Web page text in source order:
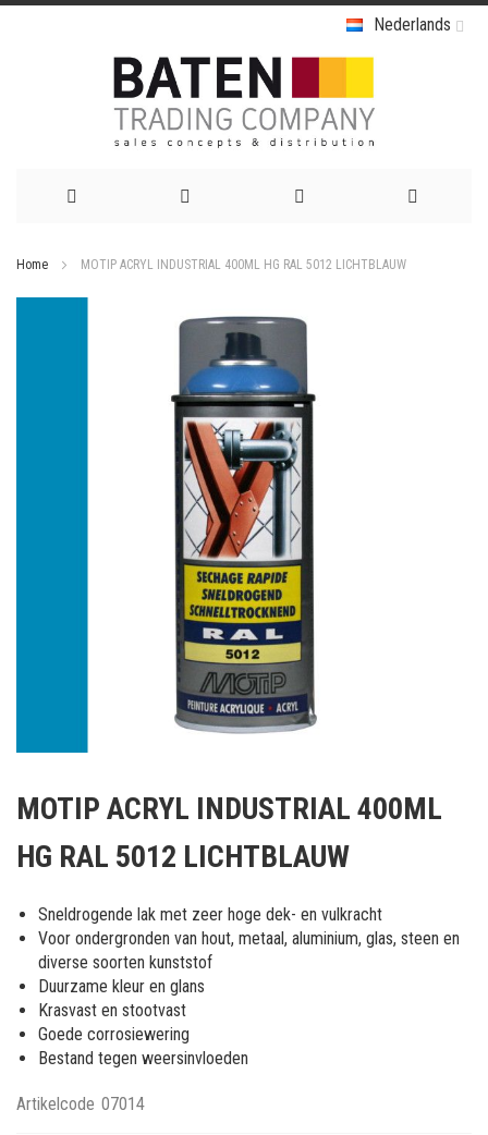
Nederlands
Home MOTIP ACRYL INDUSTRIAL 400ML HG RAL 5012 LICHTBLAUW
het
van
afbeeldingen-
gallerij
MOTIP ACRYL INDUSTRIAL 400ML
HG RAL 5012 LICHTBLAUW
Sneldrogende lak met zeer hoge dek- en vulkracht
Voor ondergronden van hout, metaal, aluminium, glas, steen en
diverse soorten kunststof
Duurzame kleur en glans
Krasvast en stootvast
Goede corrosiewering
Bestand tegen weersinvloeden
Artikelcode 07014